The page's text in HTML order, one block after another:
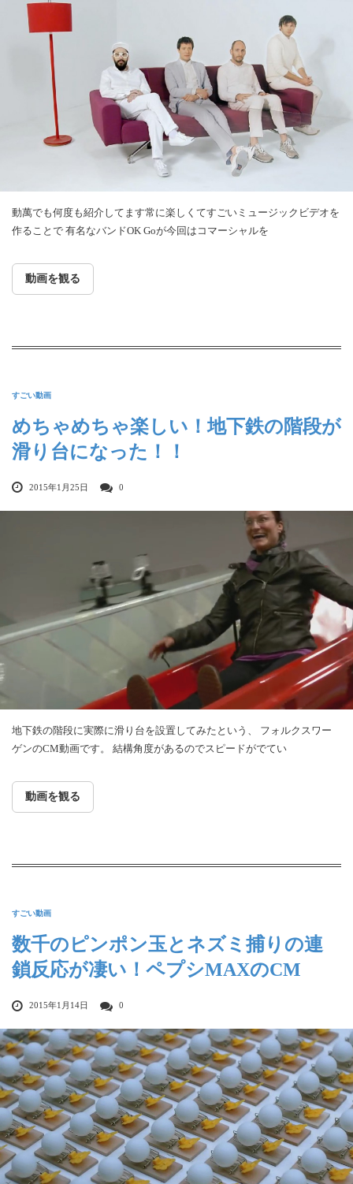
動萬でも何度も紹介してます常に楽しくてすごいミュージックビデオを
作ることで 有名なバンドOK Goが今回はコマーシャルを
動画を観る
すごい動画
めちゃめちゃ楽しい！地下鉄の階段が
滑り台になった！！
2015年1月25日 0
地下鉄の階段に実際に滑り台を設置してみたという、 フォルクスワー
ゲンのCM動画です。 結構角度があるのでスピードがでてい
動画を観る
すごい動画
数千のピンポン玉とネズミ捕りの連
鎖反応が凄い！ペプシMAXのCM
2015年1月14日 0